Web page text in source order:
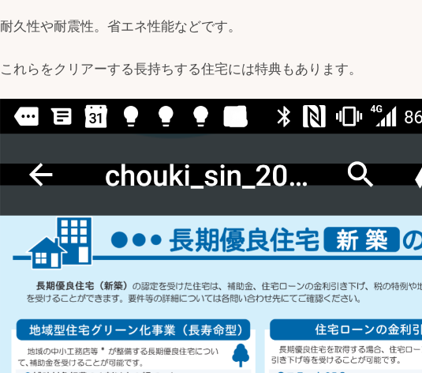
耐久性や耐震性。省エネ性能などです。
これらをクリアーする長持ちする住宅には特典もあります。